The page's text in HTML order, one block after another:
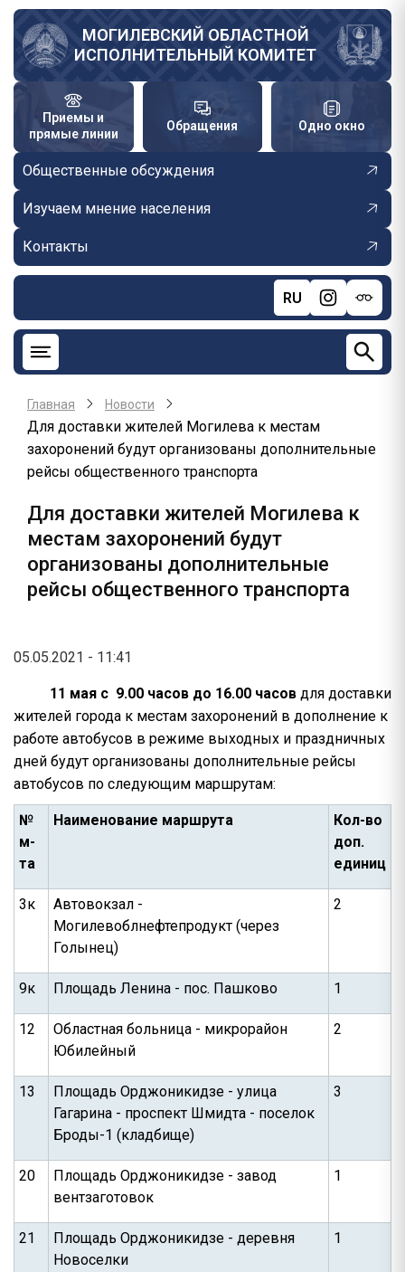
Перейти
основному
содержанию
МОГИЛЕВСКИЙ ОБЛАСТНОЙ
ИСПОЛНИТЕЛЬНЫЙ КОМИТЕТ
Приемы и
прямые линии
Обращения Одно окно
Общественные обсуждения
Изучаем мнение населения
Контакты
RU
Главная Новости
Для доставки жителей Могилева к местам
захоронений будут организованы дополнительные
рейсы общественного транспорта
Для доставки жителей Могилева к
местам захоронений будут
организованы дополнительные
рейсы общественного транспорта
05.05.2021 - 11:41
11 мая с 9.00 часов до 16.00 часов для доставки
жителей города к местам захоронений в дополнение к
работе автобусов в режиме выходных и праздничных
дней будут организованы дополнительные рейсы
автобусов по следующим маршрутам:
№
м-
та
Наименование маршрута
Кол-во
доп.
единиц
3к
Автовокзал -
Могилевоблнефтепродукт (через
Голынец)
2
9к Площадь Ленина - пос. Пашково 1
12
Областная больница - микрорайон
Юбилейный
2
13
Площадь Орджоникидзе - улица
Гагарина - проспект Шмидта - поселок
Броды-1 (кладбище)
3
20
Площадь Орджоникидзе - завод
вентзаготовок
1
21
Площадь Орджоникидзе - деревня
Новоселки
1